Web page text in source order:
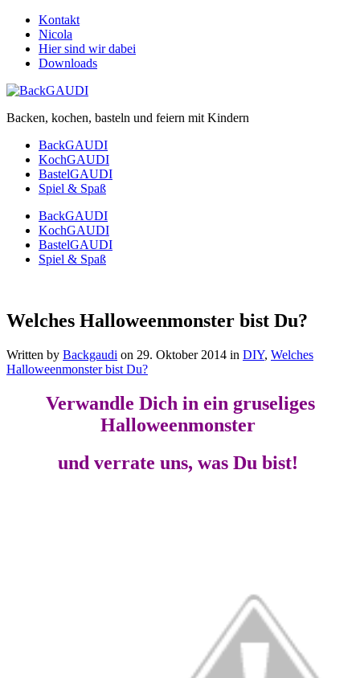
Kontakt
Nicola
Hier sind wir dabei
Downloads
Backen, kochen, basteln und feiern mit Kindern
BackGAUDI
KochGAUDI
BastelGAUDI
Spiel & Spaß
BackGAUDI
KochGAUDI
BastelGAUDI
Spiel & Spaß
Welches Halloweenmonster bist Du?
Written by Backgaudi on 29. Oktober 2014 in DIY, Welches
Halloweenmonster bist Du?
Verwandle Dich in ein gruseliges
Halloweenmonster
und verrate uns, was Du bist!